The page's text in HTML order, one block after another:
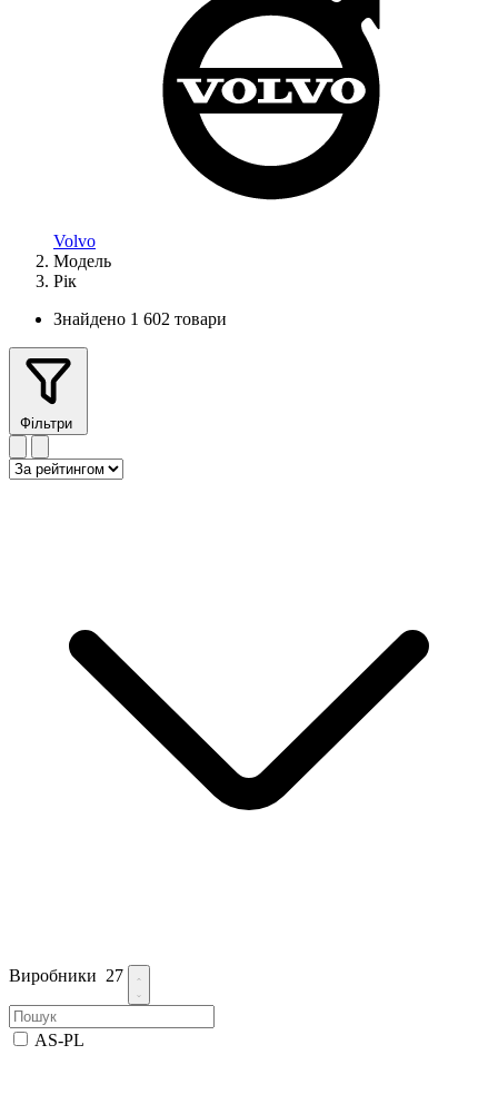
Volvo
Модель
Рік
Знайдено 1 602 товари
Фільтри
Виробники 27
AS-PL